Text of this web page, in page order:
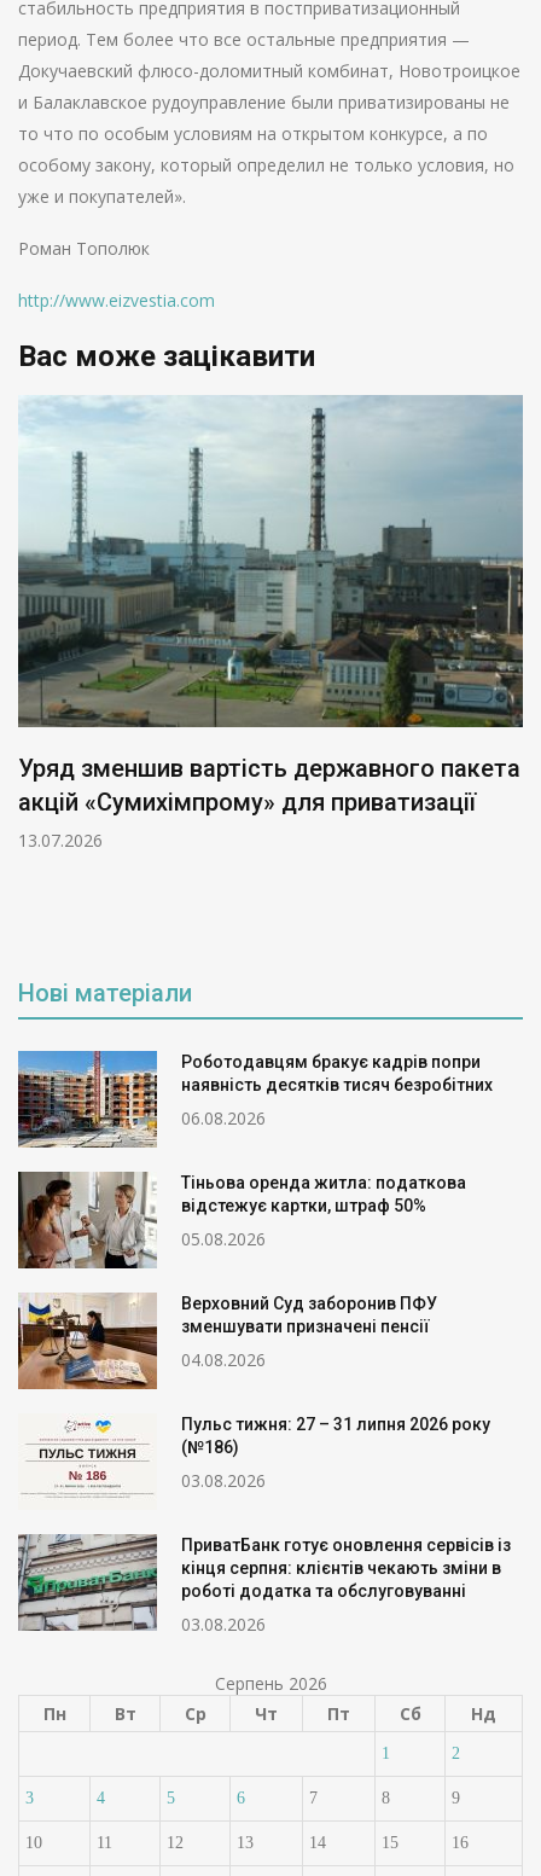
стабильность предприятия в постприватизационный
период. Тем более что все остальные предприятия —
Докучаевский флюсо-доломитный комбинат, Новотроицкое
и Балаклавское рудоуправление были приватизированы не
то что по особым условиям на открытом конкурсе, а по
особому закону, который определил не только условия, но
уже и покупателей».
Роман Тополюк
http://www.eizvestia.com
Вас може зацікавити
Уряд зменшив вартість державного пакета
акцій «Сумихімпрому» для приватизації
13.07.2026
Нові матеріали
Роботодавцям бракує кадрів попри
наявність десятків тисяч безробітних
06.08.2026
Тіньова оренда житла: податкова
відстежує картки, штраф 50%
05.08.2026
Верховний Суд заборонив ПФУ
зменшувати призначені пенсії
04.08.2026
Пульс тижня: 27 – 31 липня 2026 року
(№186)
03.08.2026
ПриватБанк готує оновлення сервісів із
кінця серпня: клієнтів чекають зміни в
роботі додатка та обслуговуванні
03.08.2026
Серпень 2026
Пн
Вт Ср Чт Пт Сб Нд
1 2
3 4 5 6 7 8 9
10 11 12 13 14 15 16